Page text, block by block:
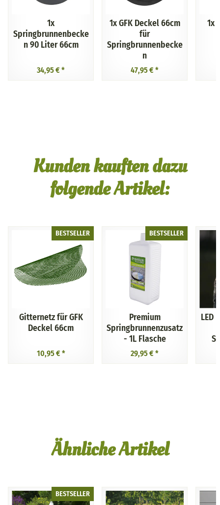
1x
Springbrunnenbecke
n 90 Liter 66cm
34,95 € *
1xGFK Deckel 66cm
für
Springbrunnenbecke
n
47,95 € *
1x
Kunden kauften dazu
folgende Artikel:
BESTSELLER
Gitternetz für GFK
Deckel 66cm
10,95 € *
BESTSELLER
Premium
Springbrunnenzusatz
- 1L Flasche
29,95 € *
LED
Ähnliche Artikel
BESTSELLER